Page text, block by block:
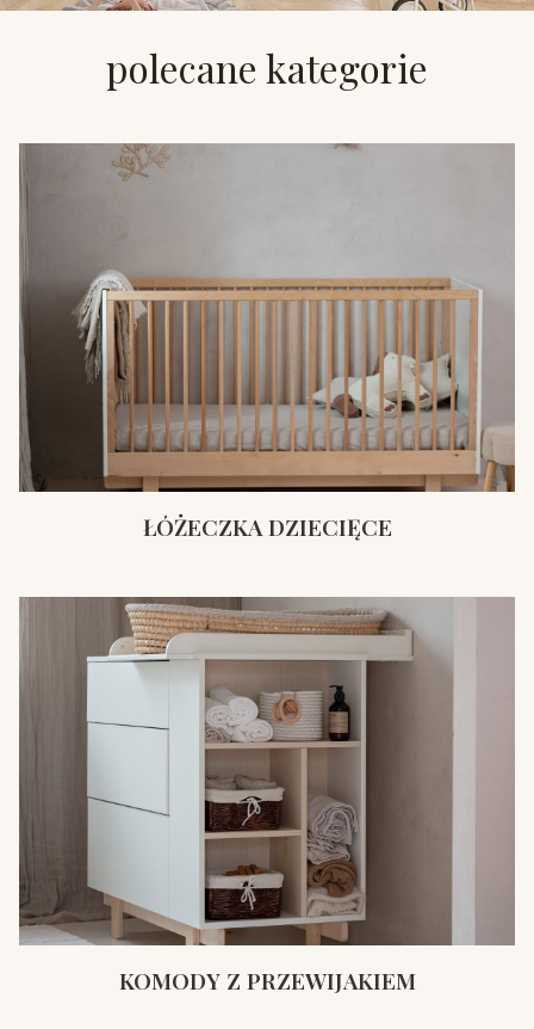
polecane kategorie
ŁÓŻECZKA DZIECIĘCE
KOMODY Z PRZEWIJAKIEM